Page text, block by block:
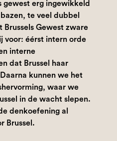
gewest erg ingewikkeld
te veel dubbel
Gewest zware
voor: éérst intern orde
interne
dat Brussel haar
kunnen we het
waar we
in de wacht slepen.
denkoefening al
Brussel.